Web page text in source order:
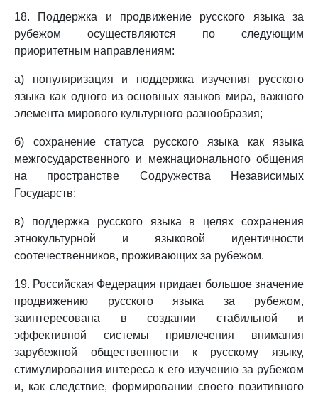
18. Поддержка и продвижение русского языка за
рубежом осуществляются по следующим
приоритетным направлениям:
а) популяризация и поддержка изучения русского
языка как одного из основных языков мира, важного
элемента мирового культурного разнообразия;
б) сохранение статуса русского языка как языка
межгосударственного и межнационального общения
на пространстве Содружества Независимых
Государств;
в) поддержка русского языка в целях сохранения
этнокультурной и языковой идентичности
соотечественников, проживающих за рубежом.
19. Российская Федерация придает большое значение
продвижению русского языка за рубежом,
заинтересована в создании стабильной и
эффективной системы привлечения внимания
зарубежной общественности к русскому языку,
стимулирования интереса к его изучению за рубежом
и, как следствие, формировании своего позитивного